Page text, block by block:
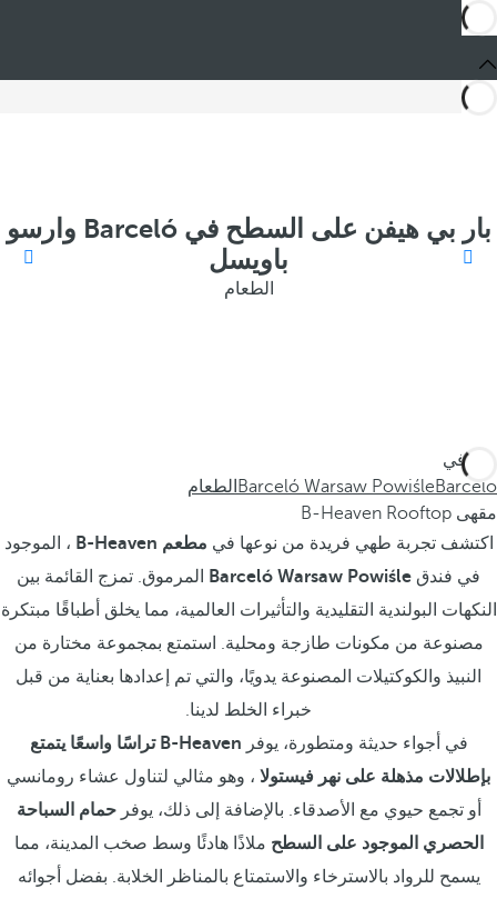
بار بي هيفن على السطح في Barceló وارسو
باويسل
الطعام
أنت في
Barceló
Barceló Warsaw Powiśle الطعام
مقهى B-Heaven Rooftop
اكتشف تجربة طهي فريدة من نوعها في مطعم B-Heaven
، الموجود
في فندق Barceló Warsaw Powiśle
المرموق. تمزج القائمة بين
النكهات البولندية التقليدية والتأثيرات العالمية، مما يخلق أطباقًا مبتكرة
مصنوعة من مكونات طازجة ومحلية. استمتع بمجموعة مختارة من
النبيذ والكوكتيلات المصنوعة يدويًا، والتي تم إعدادها بعناية من قبل
خبراء الخلط لدينا.
في أجواء حديثة ومتطورة، يوفر B-Heaven تراسًا واسعًا يتمتع
بإطلالات مذهلة على نهر فيستولا ، وهو مثالي لتناول عشاء رومانسي
أو تجمع حيوي مع الأصدقاء. بالإضافة إلى ذلك، يوفرحمام السباحة
الحصري الموجود على السطح ملاذًا هادئًا وسط صخب المدينة، مما
يسمح للرواد بالاسترخاء والاستمتاع بالمناظر الخلابة. بفضل أجوائه